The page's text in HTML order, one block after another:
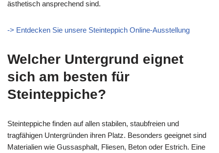
ästhetisch ansprechend sind.
-> Entdecken Sie unsere Steinteppich Online-Ausstellung
Welcher Untergrund eignet
sich am besten für
Steinteppiche?
Steinteppiche finden auf allen stabilen, staubfreien und
tragfähigen Untergründen ihren Platz. Besonders geeignet sind
Materialien wie Gussasphalt, Fliesen, Beton oder Estrich. Eine